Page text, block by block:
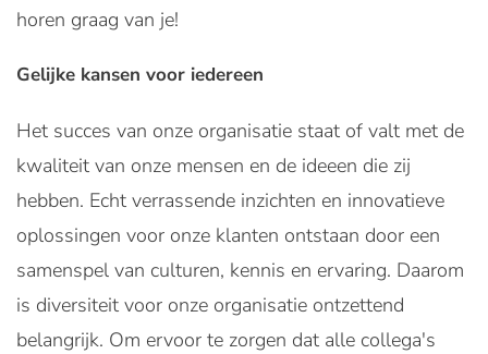
horen graag van je!
Gelijke kansen voor iedereen
Het succes van onze organisatie staat of valt met de
kwaliteit van onze mensen en de ideeen die zij
hebben. Echt verrassende inzichten en innovatieve
oplossingen voor onze klanten ontstaan door een
samenspel van culturen, kennis en ervaring. Daarom
is diversiteit voor onze organisatie ontzettend
belangrijk. Om ervoor te zorgen dat alle collega's